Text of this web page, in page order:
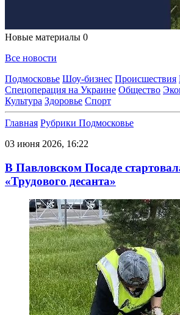
Новые материалы 0
Все новости
Подмосковье Шоу-бизнес Происшествия
Спецоперация на Украине Общество
Культура Здоровье Спорт
Главная Рубрики Подмосковье
03 июня 2026, 16:22
В Павловском Посаде
«Трудового десанта»